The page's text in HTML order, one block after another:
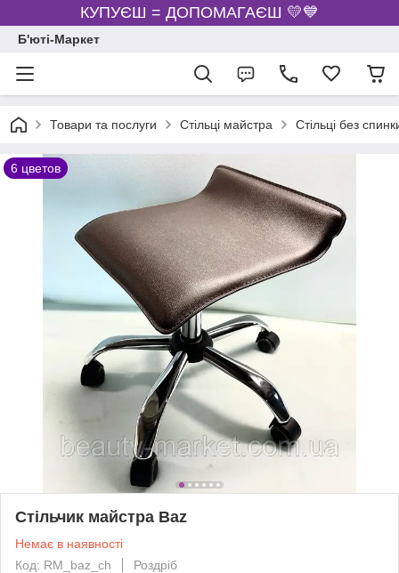
КУПУЄШ = ДОПОМАГАЄШ 💛💙
Б'юті-Маркет
Товари та послуги Стільці майстра Стільці без
6 цветов
Стільчик майстра Baz
Немає в наявності
Код: RM_baz_ch
Роздріб